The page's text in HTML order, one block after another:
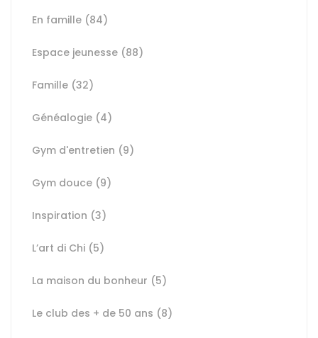
En famille (84)
Espace jeunesse (88)
Famille (32)
Généalogie (4)
Gym d'entretien (9)
Gym douce (9)
Inspiration (3)
L’art di Chi (5)
La maison du bonheur (5)
Le club des + de 50 ans (8)